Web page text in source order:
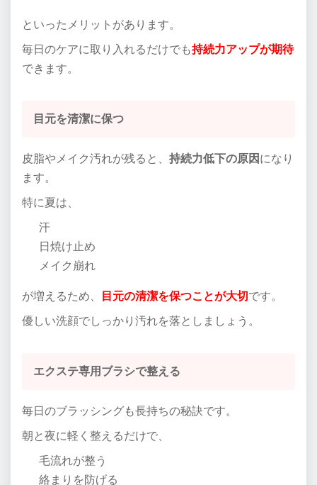
といったメリットがあります。
毎日のケアに取り入れるだけでも持続力アップが期待
できます。
目元を清潔に保つ
皮脂やメイク汚れが残ると、 持続力低下の原因 になり
ます。
特に夏は、
汗
日焼け止め
メイク崩れ
が増えるため、 目元の清潔を保つことが大切です。
優しい洗顔でしっかり汚れを落としましょう。
エクステ専用ブラシで整える
毎日のブラッシングも長持ちの秘訣です。
朝と夜に軽く整えるだけで、
毛流れが整う
絡まりを防げる